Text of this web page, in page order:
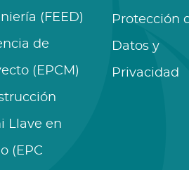
(FEED)
de
(EPCM)
Llave en
(EPC
Protección
Datos y
Privacidad